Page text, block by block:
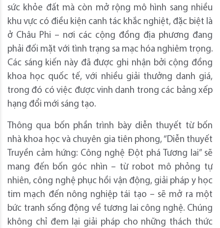
sức khỏe đất mà còn mở rộng mô hình sang nhiều
khu vực có điều kiện canh tác khắc nghiệt, đặc biệt là
ở Châu Phi – nơi các cộng đồng địa phương đang
phải đối mặt với tình trạng sa mạc hóa nghiêm trọng.
Các sáng kiến này đã được ghi nhận bởi cộng đồng
khoa học quốc tế, với nhiều giải thưởng danh giá,
trong đó có việc được vinh danh trong các bảng xếp
hạng đổi mới sáng tạo.
Thông qua bốn phần trình bày diễn thuyết từ bốn
nhà khoa học và chuyên gia tiên phong, “Diễn thuyết
Truyền cảm hứng: Công nghệ Đột phá Tương lai” sẽ
mang đến bốn góc nhìn – từ robot mô phỏng tự
nhiên, công nghệ phục hồi vận động, giải pháp y học
tim mạch đến nông nghiệp tái tạo – sẽ mở ra một
bức tranh sống động về tương lai công nghệ. Chúng
không chỉ đem lại giải pháp cho những thách thức